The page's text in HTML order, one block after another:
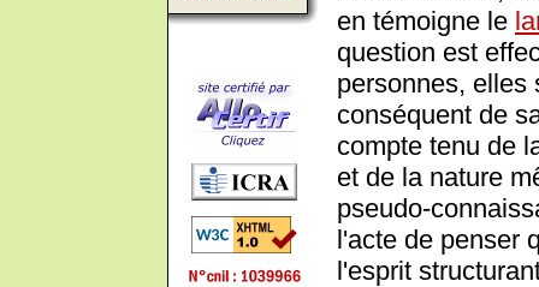
en témoigne le
question est
personnes, elles
conséquent de
compte tenu de
et de la nature
pseudo-
l'acte de penser
l'esprit